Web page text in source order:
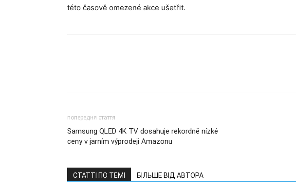
této časově omezené akce ušetřit.
попередня стаття
Samsung QLED 4K TV dosahuje rekordně nízké
ceny v jarním výprodeji Amazonu
СТАТТІ ПО ТЕМІ БІЛЬШЕ ВІД АВТОРА